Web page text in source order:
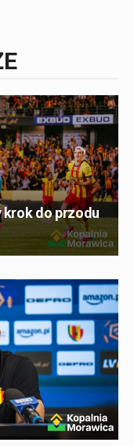
krok do przodu